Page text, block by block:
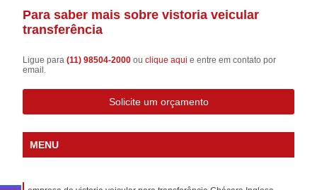
Para saber mais sobre vistoria veicular
transferência
Ligue para(11) 98504-2000ouclique aqui e entre em contato por
email.
Solicite um orçamento
MENU